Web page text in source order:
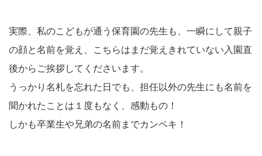
実際、私のこどもが通う保育園の先生も、一瞬にして親子
の顔と名前を覚え、こちらはまだ覚えきれていない入園直
後からご挨拶してくださいます。
うっかり名札を忘れた日でも、担任以外の先生にも名前を
聞かれたことは１度もなく、感動もの！
しかも卒業生や兄弟の名前までカンペキ！